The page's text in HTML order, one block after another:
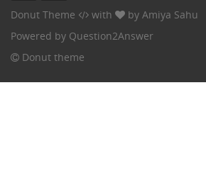
Donut Theme with by Amiya Sahu
Powered by Question2Answer
Donut theme